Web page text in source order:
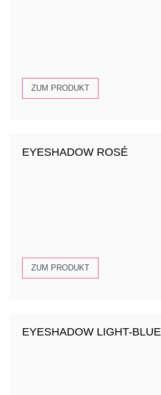
ZUM PRODUKT
EYESHADOW ROSÉ
ZUM PRODUKT
EYESHADOW LIGHT-BLUE